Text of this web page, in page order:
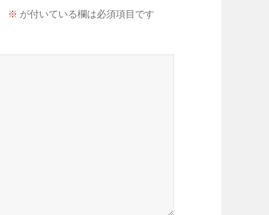
※ が付いている欄は必須項目です